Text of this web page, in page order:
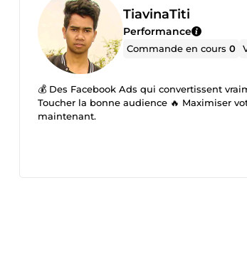
TiavinaTiti
Performance
Commande en cours0
💰 Des Facebook Ads qui convertissent
Toucher la bonne audience 🔥 Maximiser
maintenant.